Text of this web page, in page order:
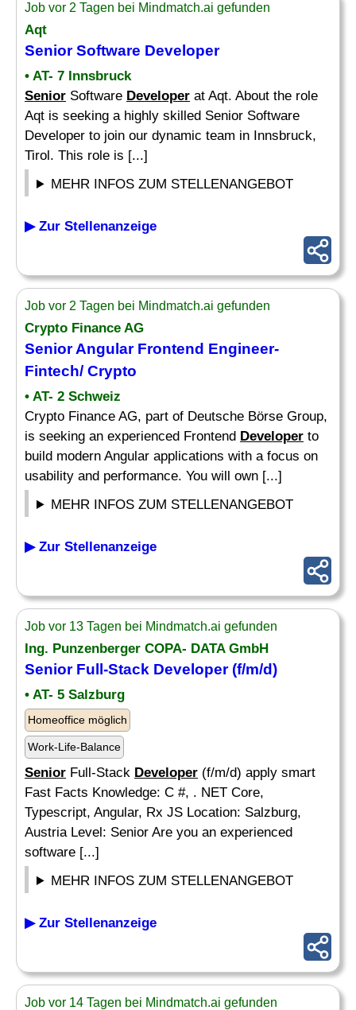
Job vor 2 Tagen bei Mindmatch.ai gefunden
Aqt
SeniorSoftware Developer
• AT- 7 Innsbruck
Senior Software Developer at Aqt. About the role
Aqt is seeking a highly skilled Senior Software
Developer to join our dynamic team in Innsbruck,
Tirol. This role is [...]
MEHR INFOS ZUM STELLENANGEBOT
▶ Zur Stellenanzeige
Job vor 2 Tagen bei Mindmatch.ai gefunden
Crypto Finance AG
SeniorAngular Frontend Engineer-
Fintech/ Crypto
• AT- 2 Schweiz
Crypto Finance AG, part of Deutsche Börse Group,
is seeking an experienced Frontend Developer to
build modern Angular applications with a focus on
usability and performance. You will own [...]
MEHR INFOS ZUM STELLENANGEBOT
▶ Zur Stellenanzeige
Job vor 13 Tagen bei Mindmatch.ai gefunden
Ing. Punzenberger COPA- DATA GmbH
SeniorFull-Stack Developer(f/m/d)
• AT- 5 Salzburg
Homeoffice möglich
Work-Life-Balance
Senior Full-Stack Developer (f/m/d) apply smart
Fast Facts Knowledge: C #, . NET Core,
Typescript, Angular, Rx JS Location: Salzburg,
Austria Level: Senior Are you an experienced
software [...]
MEHR INFOS ZUM STELLENANGEBOT
▶ Zur Stellenanzeige
Job vor 14 Tagen bei Mindmatch.ai gefunden